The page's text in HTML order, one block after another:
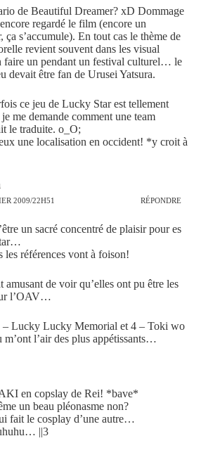
de Beautiful Dreamer? xD Dommage
regardé le film (encore un
ça s’accumule). En tout cas le thème de
revient souvent dans les visual
faire un pendant un festival culturel… le
devait être fan de Urusei Yatsura.
ce jeu de Lucky Star est tellement
me demande comment une team
le traduite. o_O;
une localisation en occident! *y croit à
2009/22H51 RÉPONDRE
un sacré concentré de plaisir pour es
les références vont à foison!
amusant de voir qu’elles ont pu être les
l’OAV…
– Lucky Lucky Memorial et 4 – Toki wo
l’air des plus appétissants…
en copslay de Rei! *bave*
un beau pléonasme non?
fait le cosplay d’une autre…
||3